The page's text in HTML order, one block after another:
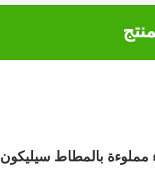
مملوءة بالمطاط